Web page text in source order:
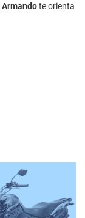
Armandote orienta